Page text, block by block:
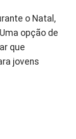
o Natal,
opção de
que
jovens